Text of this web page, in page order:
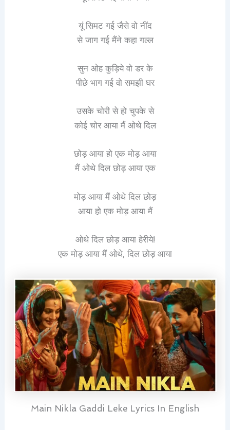
यूं सिमट गई जैसे वो नींद
से जाग गई मैंने कहा गल्ल
सुन ओह कुड़िये वो डर के
पीछे भाग गई वो समझी घर
उसके चोरी से हो चुपके से
कोई चोर आया मैं ओथे दिल
छोड़ आया हो एक मोड़ आया
मैं ओथे दिल छोड़ आया एक
मोड़ आया मैं ओथे दिल छोड़
आया हो एक मोड़ आया मैं
ओथे दिल छोड़ आया हेरीये!
एक मोड़ आया मैं ओथे, दिल छोड़ आया
Main Nikla Gaddi Leke Lyrics In English